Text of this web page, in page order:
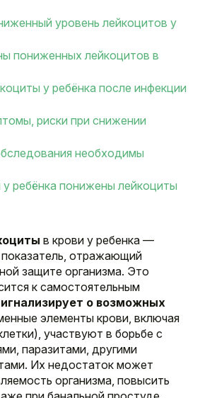
уровень лейкоцитов у
пониженных лейкоцитов в
у ребёнка после инфекции
риски при снижении
необходимы
у ребёнка понижены лейкоциты
в крови у ребенка —
отражающий
защите организма. Это
к самостоятельным
о возможных
элементы крови, включая
участвуют в борьбе с
паразитами, другими
Их недостаток может
организма, повысить